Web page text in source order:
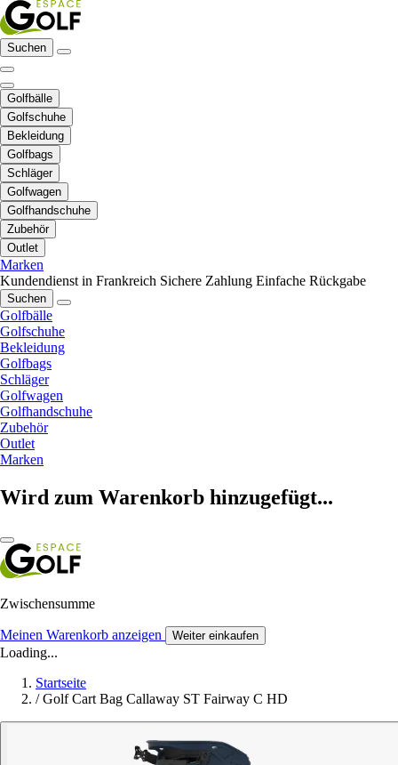
Suchen
Golfbälle
Golfschuhe
Bekleidung
Golfbags
Schläger
Golfwagen
Golfhandschuhe
Zubehör
Outlet
Marken
Kundendienst in Frankreich Sichere Zahlung Einfache Rückgabe
Suchen
Golfbälle
Golfschuhe
Bekleidung
Golfbags
Schläger
Golfwagen
Golfhandschuhe
Zubehör
Outlet
Marken
Wird zum Warenkorb hinzugefügt...
Zwischensumme
Meinen Warenkorb anzeigen Weiter einkaufen
Loading...
Startseite
/ Golf Cart Bag Callaway ST Fairway C HD